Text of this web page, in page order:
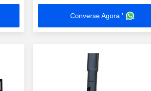
compacto portátil e desempenho
Converse Agora '